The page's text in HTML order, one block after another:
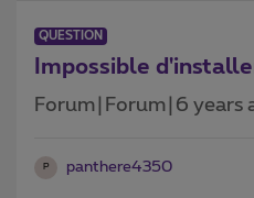
QUESTION
Impossible
Forum|Forum|6 years
P panthere4350